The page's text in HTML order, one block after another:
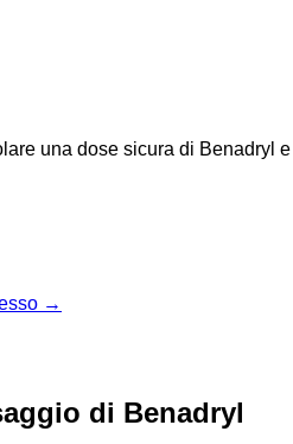
una dose sicura di Benadryl
→
di Benadryl